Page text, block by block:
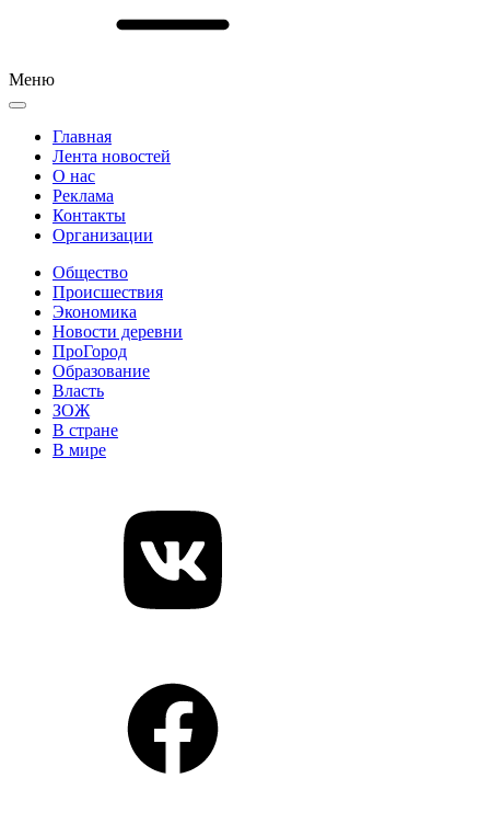
Меню
Главная
Лента новостей
О нас
Реклама
Контакты
Организации
Общество
Происшествия
Экономика
Новости деревни
ПроГород
Образование
Власть
ЗОЖ
В стране
В мире